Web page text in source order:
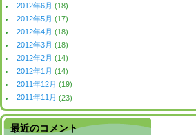
2012年6月 (18)
2012年5月 (17)
2012年4月 (18)
2012年3月 (18)
2012年2月 (14)
2012年1月 (14)
2011年12月 (19)
2011年11月 (23)
最近のコメント